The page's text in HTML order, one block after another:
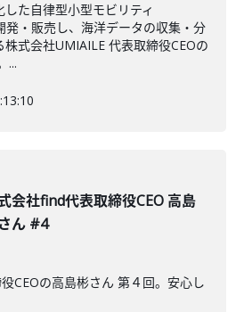
た自律型小型モビリティ
発・販売し、海洋データの収集・分
式会社UMIAILE 代表取締役CEOの
...
会社find代表取締役CEO 高島
ん #4
CEOの高島彬さん 第４回。安心し